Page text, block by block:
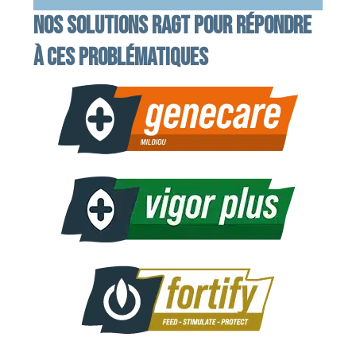
Nos solutions RAGT pour répondre
à ces problématiques